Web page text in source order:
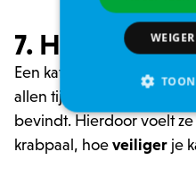
7. Hoe hoger,
Een kat kruipt graag in
allen tijde het overzicht
bevindt. Hierdoor voelt
krabpaal, hoe veiliger je
Strikt